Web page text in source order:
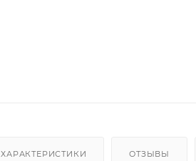
ХАРАКТЕРИСТИКИ ОТЗЫВЫ